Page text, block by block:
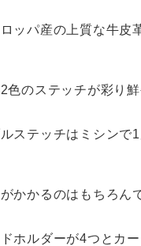
ッパ産の上質な牛皮
色のステッチが彩り
ステッチはミシンで1
かかるのはもちろん
ホルダーが4つとカ